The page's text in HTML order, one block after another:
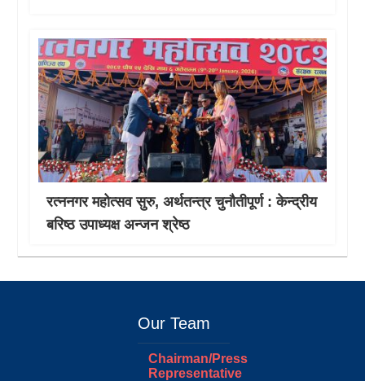
रत्ननगर महोत्सव सुरु, अर्थतन्त्र चुनौतीपूर्ण : केन्द्रीय
बरिष्ठ उपाध्यक्ष अन्जन श्रेष्ठ
Our Team
Chairman/Press
Representative